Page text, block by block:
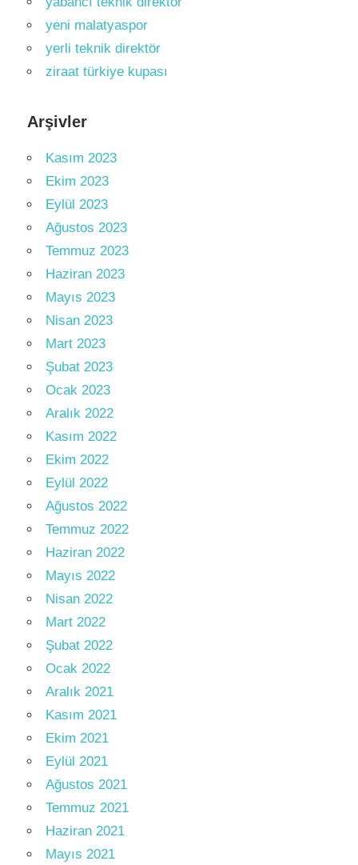
yeni malatyaspor
yerli teknik direktör
ziraat türkiye kupası
Arşivler
Kasım 2023
Ekim 2023
Eylül 2023
Ağustos 2023
Temmuz 2023
Haziran 2023
Mayıs 2023
Nisan 2023
Mart 2023
Şubat 2023
Ocak 2023
Aralık 2022
Kasım 2022
Ekim 2022
Eylül 2022
Ağustos 2022
Temmuz 2022
Haziran 2022
Mayıs 2022
Nisan 2022
Mart 2022
Şubat 2022
Ocak 2022
Aralık 2021
Kasım 2021
Ekim 2021
Eylül 2021
Ağustos 2021
Temmuz 2021
Haziran 2021
Mayıs 2021